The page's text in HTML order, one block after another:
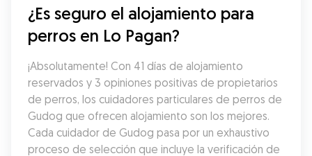
¿Es seguro el alojamiento para
perros en Lo Pagan?
¡Absolutamente! Con 41 días de alojamiento
reservados y 3 opiniones positivas de propietarios
de perros, los cuidadores particulares de perros de
Gudog que ofrecen alojamiento son los mejores.
Cada cuidador de Gudog pasa por un exhaustivo
proceso de selección que incluye la verificación de